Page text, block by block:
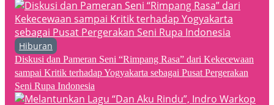
Hiburan
Diskusi dan Pameran Seni “Rimpang Rasa” dari Kekecewaan
sampai Kritik terhadap Yogyakarta sebagai Pusat Pergerakan
Seni Rupa Indonesia